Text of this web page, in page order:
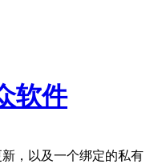
软件
，以及一个绑定的私有